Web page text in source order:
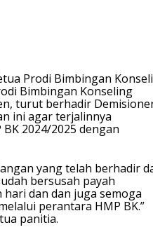
Prodi Bimbingan
Bimbingan Konseling
turut berhadir
ini agar terjalinnya
2024/2025 dengan
yang telah berhadir
bersusah payah
dan dan juga semoga
perantara HMP BK.”
panitia.